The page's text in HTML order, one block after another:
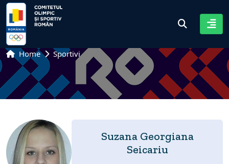
Home Sportivi
Suzana Georgiana
Seicariu